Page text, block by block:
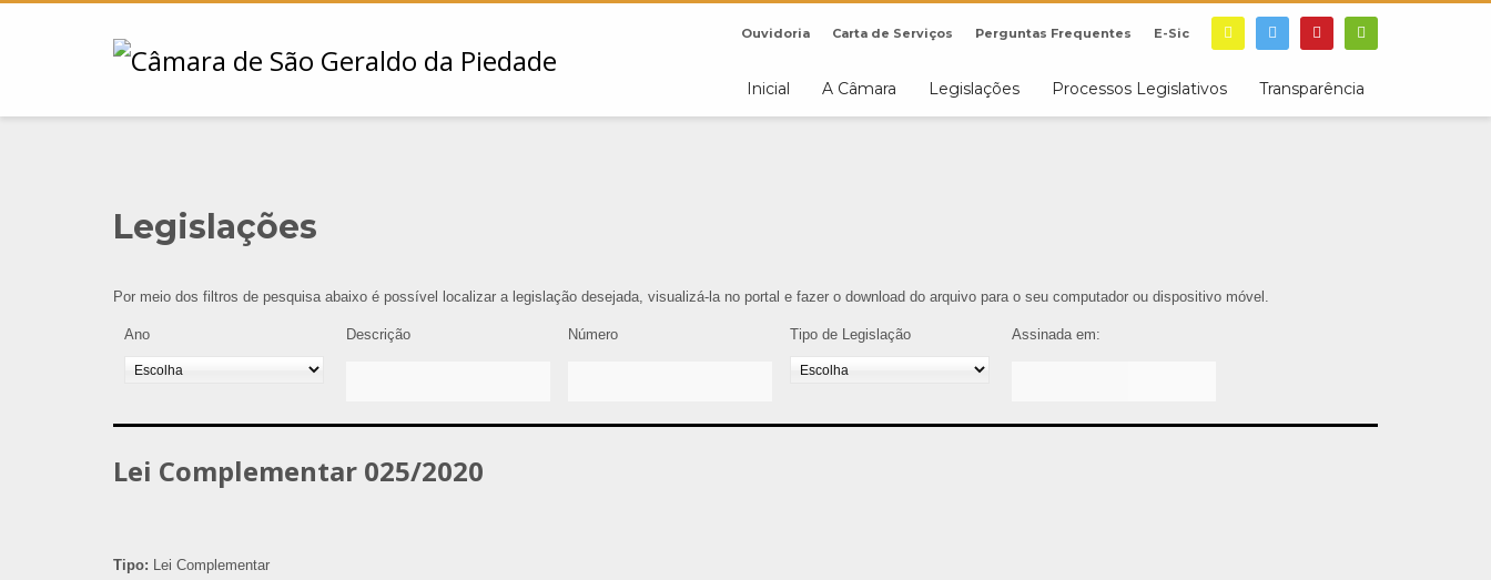
Ouvidoria Carta de Serviços Perguntas Frequentes E-Sic
Inicial A Câmara Legislações Processos Legislativos Transparência
Legislações
Por meio dos filtros de pesquisa abaixo é possível localizar a legislação desejada, visualizá-la no portal e fazer o download do arquivo para o seu computador ou dispositivo móvel.
Ano Descrição Número Tipo de Legislação Assinada em:
Lei Complementar 025/2020
Tipo: Lei Complementar